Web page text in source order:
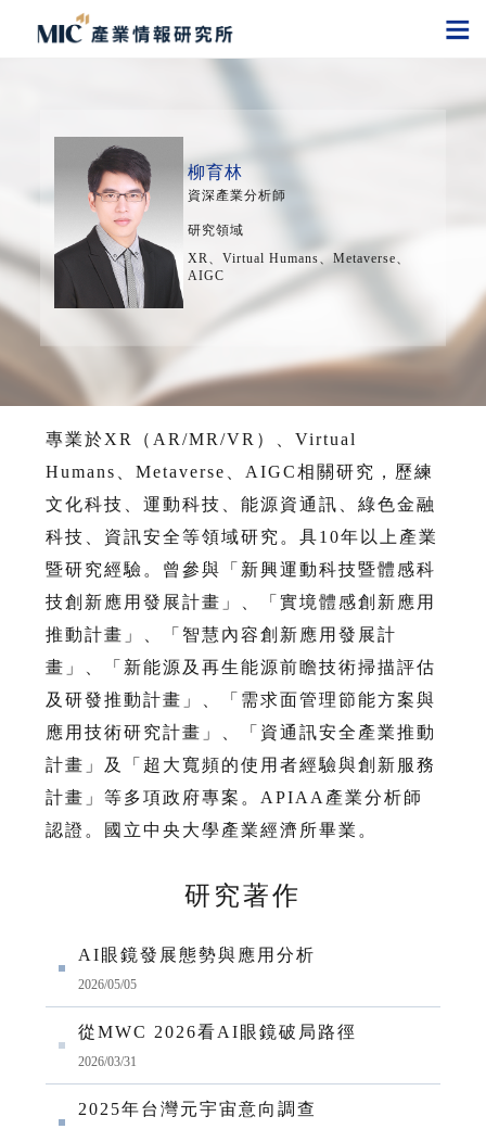
柳育林
資深產業分析師
研究領域
XR、Virtual Humans、Metaverse、
AIGC
專業於XR（AR/MR/VR）、Virtual
Humans、Metaverse、AIGC相關研究，歷練
文化科技、運動科技、能源資通訊、綠色金融
科技、資訊安全等領域研究。具10年以上產業
暨研究經驗。曾參與「新興運動科技暨體感科
技創新應用發展計畫」、「實境體感創新應用
推動計畫」、「智慧內容創新應用發展計
畫」、「新能源及再生能源前瞻技術掃描評估
及研發推動計畫」、「需求面管理節能方案與
應用技術研究計畫」、「資通訊安全產業推動
計畫」及「超大寬頻的使用者經驗與創新服務
計畫」等多項政府專案。APIAA產業分析師
認證。國立中央大學產業經濟所畢業。
研究著作
AI眼鏡發展態勢與應用分析
2026/05/05
從MWC 2026看AI眼鏡破局路徑
2026/03/31
2025年台灣元宇宙意向調查